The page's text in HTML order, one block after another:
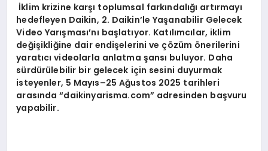
İklim krizine karşı toplumsal farkındalığı artırmayı
hedefleyen Daikin, 2. Daikin’le Yaşanabilir Gelecek
Video Yarışması’nı başlatıyor. Katılımcılar, iklim
değişikliğine dair endişelerini ve çözüm önerilerini
yaratıcı videolarla anlatma şansı buluyor. Daha
sürdürülebilir bir gelecek için sesini duyurmak
isteyenler, 5 Mayıs–25 Ağustos 2025 tarihleri
arasında“daikinyarisma.com” adresinden başvuru
yapabilir.